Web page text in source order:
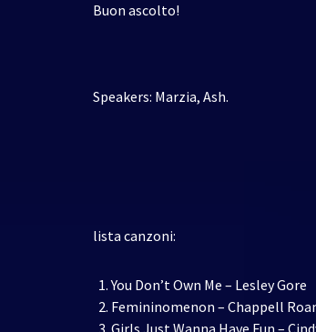
Buon ascolto!
Speakers: Marzia, Ash.
lista canzoni:
You Don’t Own Me – Lesley Gore
Femininomenon – Chappell
Girls Just Wanna Have Fun –